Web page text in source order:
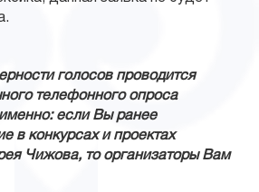
голосов проводится
телефонного опроса
если Вы ранее
в конкурсах и проектах
Чижова, то организаторы Вам